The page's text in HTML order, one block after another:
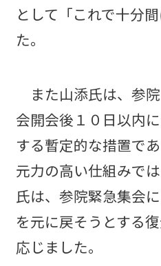
として「これで十分
た。
また山添氏は、参
会開会後１０日以内
する暫定的な措置で
元力の高い仕組みで
氏は、参院緊急集会
を元に戻そうとする
応じました。